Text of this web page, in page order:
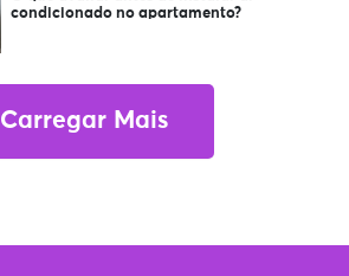
condicionado no apartamento?
Carregar Mais